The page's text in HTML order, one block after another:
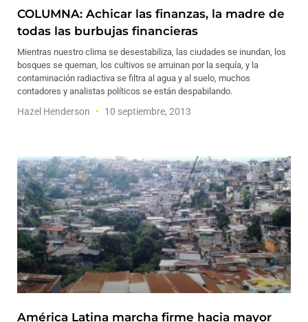
COLUMNA: Achicar las finanzas, la madre de
todas las burbujas financieras
Mientras nuestro clima se desestabiliza, las ciudades se inundan, los
bosques se queman, los cultivos se arruinan por la sequía, y la
contaminación radiactiva se filtra al agua y al suelo, muchos
contadores y analistas políticos se están despabilando.
Hazel Henderson 10 septiembre, 2013
América Latina marcha firme hacia mayor